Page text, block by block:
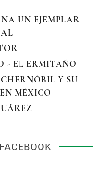
UN EJEMPLAR
- EL ERMITAÑO
Y SU
MÉXICO